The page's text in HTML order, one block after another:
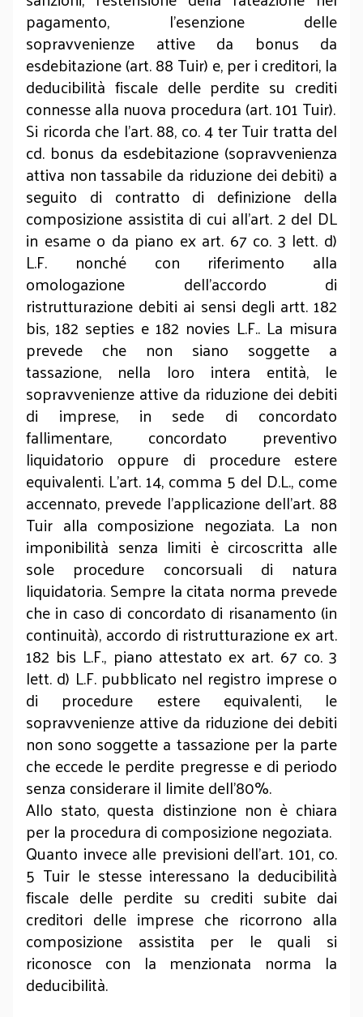
pagamento, l’esenzione delle
sopravvenienze attive da bonus da
esdebitazione (art. 88 Tuir) e, per i creditori, la
deducibilità fiscale delle perdite su crediti
connesse alla nuova procedura (art. 101 Tuir).
Si ricorda che l’art. 88, co. 4 ter Tuir tratta del
cd. bonus da esdebitazione (sopravvenienza
attiva non tassabile da riduzione dei debiti) a
seguito di contratto di definizione della
composizione assistita di cui all’art. 2 del DL
in esame o da piano ex art. 67 co. 3 lett. d)
L.F. nonché con riferimento alla
omologazione dell’accordo di
ristrutturazione debiti ai sensi degli artt. 182
bis, 182 septies e 182 novies L.F.. La misura
prevede che non siano soggette a
tassazione, nella loro intera entità, le
sopravvenienze attive da riduzione dei debiti
di imprese, in sede di concordato
fallimentare, concordato preventivo
liquidatorio oppure di procedure estere
equivalenti. L’art. 14, comma 5 del D.L., come
accennato, prevede l’applicazione dell’art. 88
Tuir alla composizione negoziata. La non
imponibilità senza limiti è circoscritta alle
sole procedure concorsuali di natura
liquidatoria. Sempre la citata norma prevede
che in caso di concordato di risanamento (in
continuità), accordo di ristrutturazione ex art.
182 bis L.F., piano attestato ex art. 67 co. 3
lett. d) L.F. pubblicato nel registro imprese o
di procedure estere equivalenti, le
sopravvenienze attive da riduzione dei debiti
non sono soggette a tassazione per la parte
che eccede le perdite pregresse e di periodo
senza considerare il limite dell’80%.
Allo stato, questa distinzione non è chiara
per la procedura di composizione negoziata.
Quanto invece alle previsioni dell’art. 101, co.
5 Tuir le stesse interessano la deducibilità
fiscale delle perdite su crediti subite dai
creditori delle imprese che ricorrono alla
composizione assistita per le quali si
riconosce con la menzionata norma la
deducibilità.